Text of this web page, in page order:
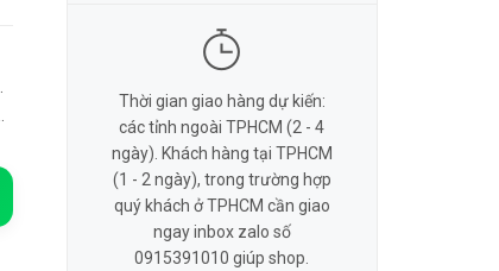
Thời gian giao hàng dự kiến:
các tỉnh ngoài TPHCM (2 - 4
ngày). Khách hàng tại TPHCM
(1 - 2 ngày), trong trường hợp
quý khách ở TPHCM cần giao
ngay inbox zalo số
0915391010 giúp shop.